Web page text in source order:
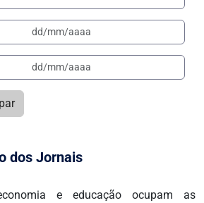
dos Jornais
e educação ocupam as